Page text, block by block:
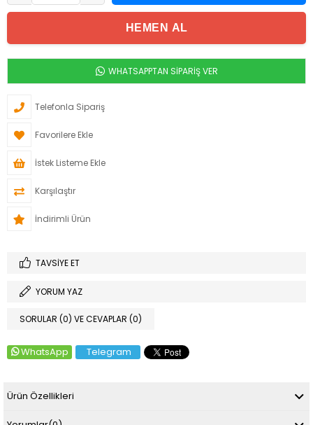
WHATSAPPTAN SİPARİŞ VER
Telefonla Sipariş
Favorilere Ekle
İstek Listeme Ekle
Karşılaştır
İndirimli Ürün
TAVSIYE ET
YORUM YAZ
SORULAR (0) VE CEVAPLAR (0)
WhatsApp Telegram
Ürün Özellikleri